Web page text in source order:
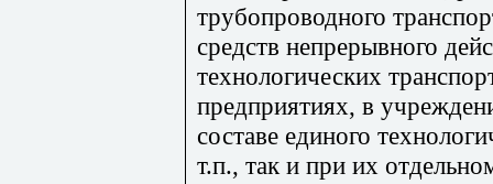
трубопроводного
средств непрерывного
технологических
предприятиях, в
составе единого
т.п., так и при их